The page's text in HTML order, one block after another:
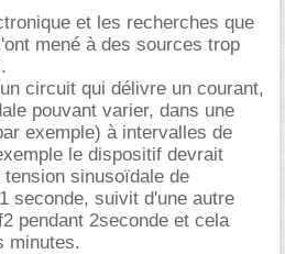
et les recherches que
mené à des sources trop
circuit qui délivre un courant,
pouvant varier, dans une
exemple) à intervalles de
le dispositif devrait
sinusoïdale de
seconde, suivit d'une autre
pendant 2seconde et cela
minutes.